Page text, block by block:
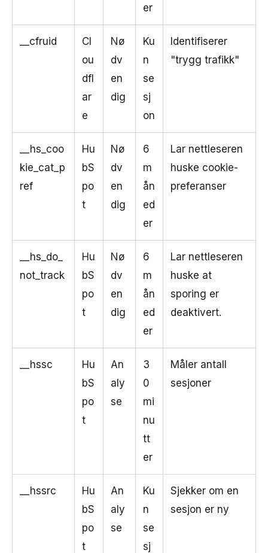
er
__cfruid
Cl
ou
dfl
ar
e
Nø
dv
en
dig
Ku
n
se
sj
on
Identifiserer
"trygg trafikk"
__hs_coo
kie_cat_p
ref
Hu
bS
po
t
Nø
dv
en
dig
6
m
ån
ed
er
Lar nettleseren
huske cookie-
preferanser
__hs_do_
not_track
Hu
bS
po
t
Nø
dv
en
dig
6
m
ån
ed
er
Lar nettleseren
huske at
sporing er
deaktivert.
__hssc
Hu
bS
po
t
An
aly
se
3
0
mi
nu
tt
er
Måler antall
sesjoner
__hssrc
Hu
bS
po
t
An
aly
se
Ku
n
se
sj
Sjekker om en
sesjon er ny